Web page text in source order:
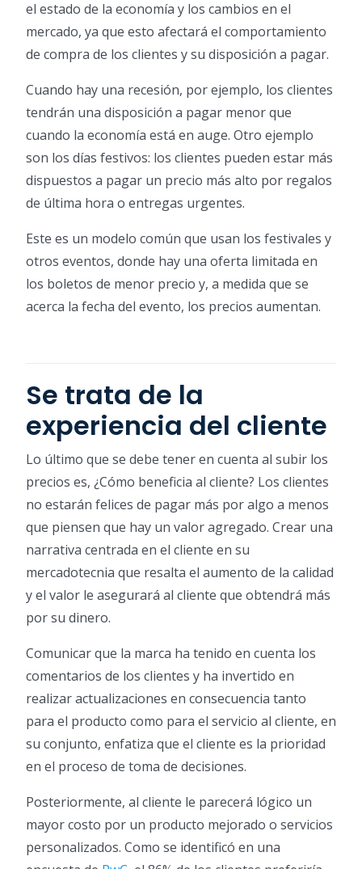
el estado de la economía y los cambios en el
mercado, ya que esto afectará el comportamiento
de compra de los clientes y su disposición a pagar.
Cuando hay una recesión, por ejemplo, los clientes
tendrán una disposición a pagar menor que
cuando la economía está en auge. Otro ejemplo
son los días festivos: los clientes pueden estar más
dispuestos a pagar un precio más alto por regalos
de última hora o entregas urgentes.
Este es un modelo común que usan los festivales y
otros eventos, donde hay una oferta limitada en
los boletos de menor precio y, a medida que se
acerca la fecha del evento, los precios aumentan.
Se trata de la
experiencia del cliente
Lo último que se debe tener en cuenta al subir los
precios es, ¿Cómo beneficia al cliente? Los clientes
no estarán felices de pagar más por algo a menos
que piensen que hay un valor agregado. Crear una
narrativa centrada en el cliente en su
mercadotecnia que resalta el aumento de la calidad
y el valor le asegurará al cliente que obtendrá más
por su dinero.
Comunicar que la marca ha tenido en cuenta los
comentarios de los clientes y ha invertido en
realizar actualizaciones en consecuencia tanto
para el producto como para el servicio al cliente, en
su conjunto, enfatiza que el cliente es la prioridad
en el proceso de toma de decisiones.
Posteriormente, al cliente le parecerá lógico un
mayor costo por un producto mejorado o servicios
personalizados. Como se identificó en una